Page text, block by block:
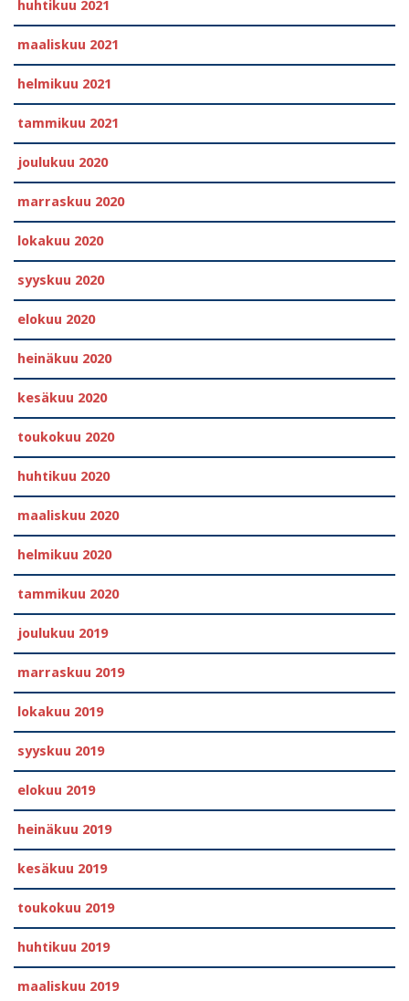
huhtikuu 2021
maaliskuu 2021
helmikuu 2021
tammikuu 2021
joulukuu 2020
marraskuu 2020
lokakuu 2020
syyskuu 2020
elokuu 2020
heinäkuu 2020
kesäkuu 2020
toukokuu 2020
huhtikuu 2020
maaliskuu 2020
helmikuu 2020
tammikuu 2020
joulukuu 2019
marraskuu 2019
lokakuu 2019
syyskuu 2019
elokuu 2019
heinäkuu 2019
kesäkuu 2019
toukokuu 2019
huhtikuu 2019
maaliskuu 2019